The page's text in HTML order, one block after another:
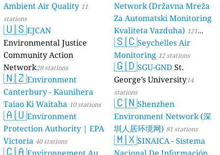
Ambient Air Quality 11
stations
🇺🇸EJCAN
Environmental Justice
Community Action
Network28 stations
🇳🇿Environment
Canterbury - Kaunihera
Taiao Ki Waitaha 10 stations
🇦🇺Environment
Protection Authority | EPA
Victoria 40 stations
🇨🇦
Network (Državna Mreža
Za Automatski Monitoring
Kvaliteta Vazduha) 121
stations
🇸🇨Seychelles Air
Monitoring 12 stations
🇬🇩SGU-GND St.
George’s University14
stations
🇨🇳Shenzhen
Environment Network (深
圳人居环境网) 81 stations
🇲🇽SINAICA - Sistema